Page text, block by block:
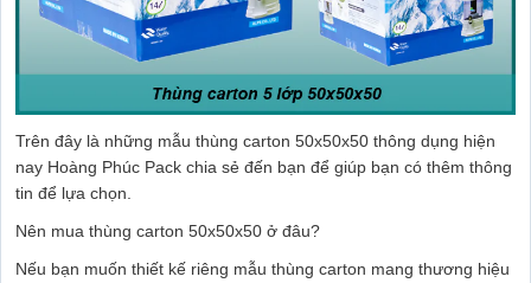
Trên đây là những mẫu thùng carton 50x50x50 thông dụng hiện
nay Hoàng Phúc Pack chia sẻ đến bạn để giúp bạn có thêm thông
tin để lựa chọn.
Nên mua thùng carton 50x50x50 ở đâu?
Nếu bạn muốn thiết kế riêng mẫu thùng carton mang thương hiệu